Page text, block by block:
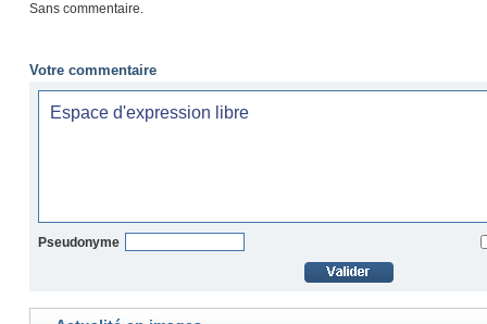
Sans commentaire.
Votre commentaire
Pseudonyme